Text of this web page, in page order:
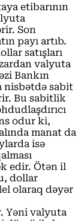
etibarının
Son
payı artıb.
satışları
valyuta
Bankın
nisbətdə sabit
Bu sabitlik
odur ki,
manat da
isə
edir. Ötən il
dollar
olaraq dəyər
Yəni valyuta